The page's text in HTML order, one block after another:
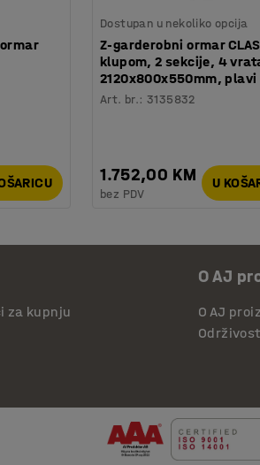
Dostupan u nekoliko opcija
Z-garderobni ormar
klupom, 2 sekcije, 4
2120x800x550mm, plavi
Art. br.:3135832
1.752,00 KM
bez PDV
U
za kupnju
O AJ
O AJ
Održivost